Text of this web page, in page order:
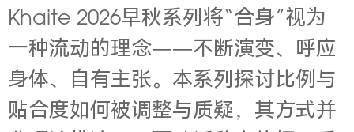
Khaite 2026早秋系列将“合身”视为
一种流动的理念——不断演变、呼应
身体、自有主张。本系列探讨比例与
贴合度如何被调整与质疑，其方式并